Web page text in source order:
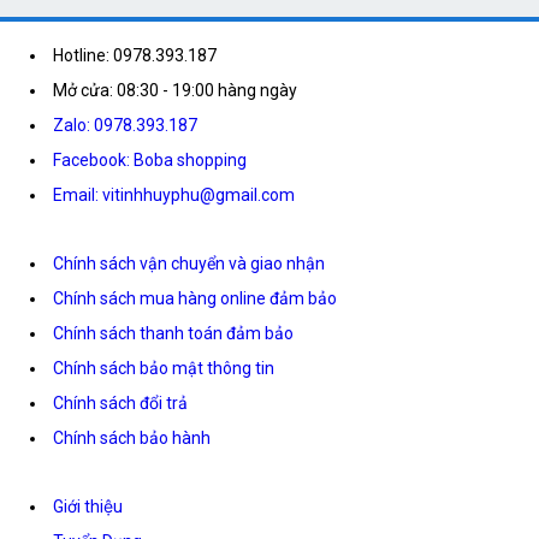
Hotline: 0978.393.187
Mở cửa: 08:30 - 19:00 hàng ngày
Zalo: 0978.393.187
Facebook: Boba shopping
Email: vitinhhuyphu@gmail.com
Chính sách vận chuyển và giao nhận
Chính sách mua hàng online đảm bảo
Chính sách thanh toán đảm bảo
Chính sách bảo mật thông tin
Chính sách đổi trả
Chính sách bảo hành
Giới thiệu